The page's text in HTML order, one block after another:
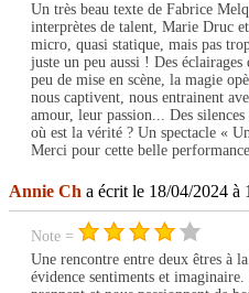
Un très beau texte de Fabrice
interprètes de talent, Marie Druc
micro, quasi statique, mais pas
juste un peu aussi ! Des
peu de mise en scène, la magie
nous captivent, nous entrainent
amour, leur passion... Des
où est la vérité ? Un spectacle «
Merci pour cette belle
Annie Ch a écrit le 18/04/2024 à
Note =
Une rencontre entre deux êtres à
évidence sentiments et